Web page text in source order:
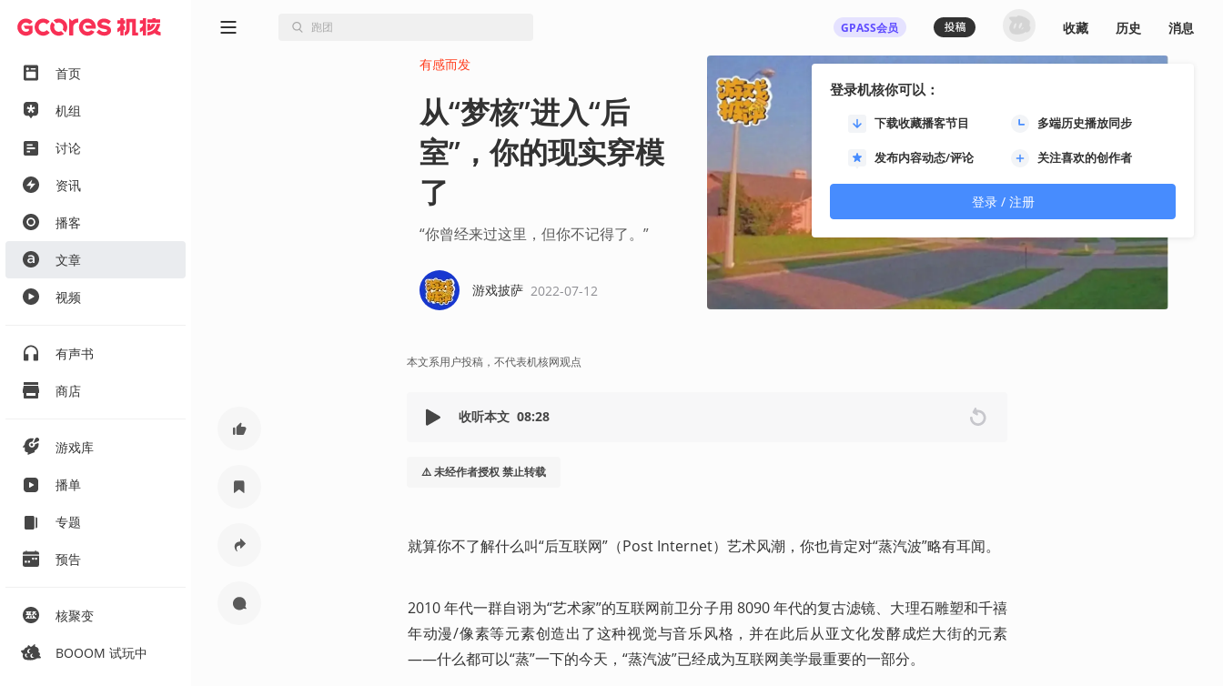
首页
机组
讨论
资讯
播客
文章
视频
有声书
商店
游戏库
播单
专题
预告
核聚变
BOOOM 试玩中
GPASS会员
登录机核你可以：
下载收藏播客节目 多端历史播放同步
发布内容动态/评论 关注喜欢的创作者
登录 / 注册
收藏 历史 消息
有感而发
从“梦核”进入“后
室”，你的现实穿模
了
“你曾经来过这里，但你不记得了。”
游戏披萨 2022-07-12
本文系用户投稿，不代表机核网观点
收听本文 08:28
⚠️ 未经作者授权 禁止转载
就算你不了解什么叫“后互联网”（Post Internet）艺术风潮，你也肯定对“蒸汽波”略有耳闻。
2010 年代一群自诩为“艺术家”的互联网前卫分子用 8090 年代的复古滤镜、大理石雕塑和千禧
年动漫/像素等元素创造出了这种视觉与音乐风格，并在此后从亚文化发酵成烂大街的元素
——什么都可以“蒸”一下的今天，“蒸汽波”已经成为互联网美学最重要的一部分。